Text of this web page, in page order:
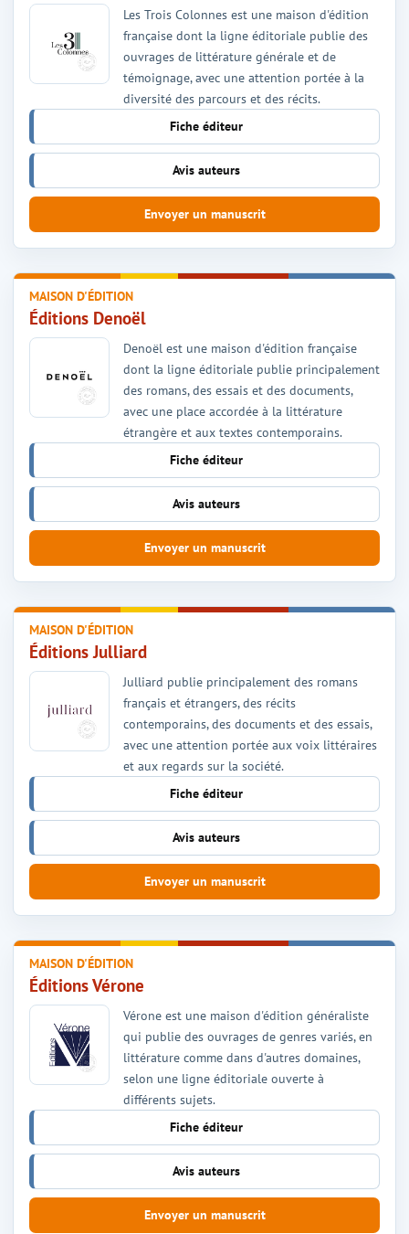
Les Trois Colonnes est une maison d'édition
française dont la ligne éditoriale publie des
ouvrages de littérature générale et de
témoignage, avec une attention portée à la
diversité des parcours et des récits.
Fiche éditeur
Avis auteurs
Envoyer un manuscrit
MAISON D'ÉDITION
Éditions Vérone
Vérone est une maison d'édition généraliste
qui publie des ouvrages de genres variés, en
littérature comme dans d'autres domaines,
selon une ligne éditoriale ouverte à
différents sujets.
Fiche éditeur
Avis auteurs
Envoyer un manuscrit
MAISON D'ÉDITION
Éditions Denoël
Denoël est une maison d'édition française
dont la ligne éditoriale publie principalement
des romans, des essais et des documents,
avec une place accordée à la littérature
étrangère et aux textes contemporains.
Fiche éditeur
Avis auteurs
Envoyer un manuscrit
MAISON D'ÉDITION
Éditions Julliard
Julliard publie principalement des romans
français et étrangers, des récits
contemporains, des documents et des essais,
avec une attention portée aux voix littéraires
et aux regards sur la société.
Fiche éditeur
Avis auteurs
Envoyer un manuscrit